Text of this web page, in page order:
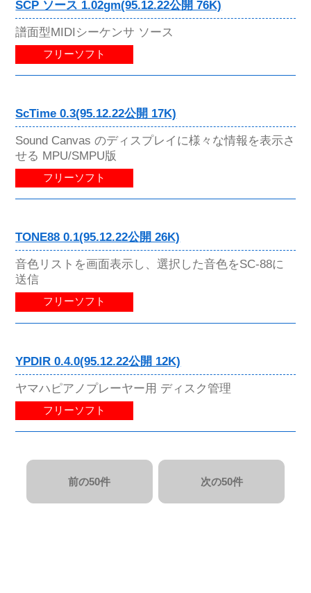
SCP ソース 1.02gm(95.12.22公開 76K)
譜面型MIDIシーケンサ ソース
フリーソフト
ScTime 0.3(95.12.22公開 17K)
Sound Canvas のディスプレイに様々な情報を表示さ
せる MPU/SMPU版
フリーソフト
TONE88 0.1(95.12.22公開 26K)
音色リストを画面表示し、選択した音色をSC-88に
送信
フリーソフト
YPDIR 0.4.0(95.12.22公開 12K)
ヤマハピアノプレーヤー用 ディスク管理
フリーソフト
前の50件 次の50件